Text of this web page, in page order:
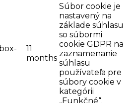
11
months
Súbor cookie je
nastavený na
základe súhlasu
so súbormi
cookie GDPR na
zaznamenanie
súhlasu
používateľa pre
súbory cookie v
kategórii
„Funkčné“.